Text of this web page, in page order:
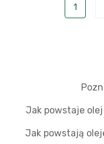
1
Jak powstaje
Jak powstają